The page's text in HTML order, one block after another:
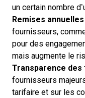
un certain nombre
Remises
fournisseurs,
pour des
mais augmente le
Transparence
fournisseurs
tarifaire et sur les